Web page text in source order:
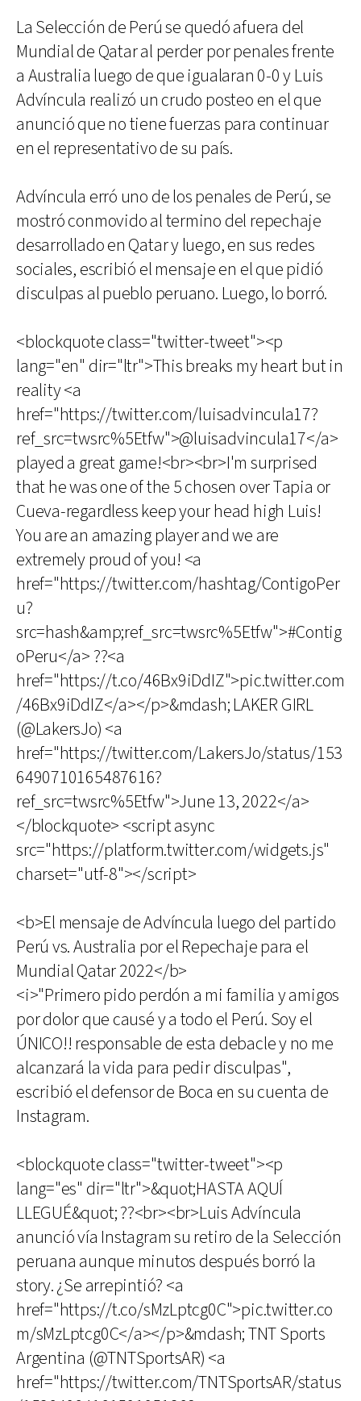
La Selección de Perú se quedó afuera del
Mundial de Qatar al perder por penales frente
a Australia luego de que igualaran 0-0 y Luis
Advíncula realizó un crudo posteo en el que
anunció que no tiene fuerzas para continuar
en el representativo de su país.
Advíncula erró uno de los penales de Perú, se
mostró conmovido al termino del repechaje
desarrollado en Qatar y luego, en sus redes
sociales, escribió el mensaje en el que pidió
disculpas al pueblo peruano. Luego, lo borró.
<blockquote class="twitter-tweet"><p
lang="en" dir="ltr">This breaks my heart but in
reality <a
href="https://twitter.com/luisadvincula17?
ref_src=twsrc%5Etfw">@luisadvincula17</a>
played a great game!<br><br>I'm surprised
that he was one of the 5 chosen over Tapia or
Cueva-regardless keep your head high Luis!
You are an amazing player and we are
extremely proud of you! <a
href="https://twitter.com/hashtag/ContigoPer
u?
src=hash&amp;ref_src=twsrc%5Etfw">#Contig
oPeru</a> ??<a
href="https://t.co/46Bx9iDdIZ">pic.twitter.com
/46Bx9iDdIZ</a></p>&mdash; LAKER GIRL
(@LakersJo) <a
href="https://twitter.com/LakersJo/status/153
6490710165487616?
ref_src=twsrc%5Etfw">June 13, 2022</a>
</blockquote> <script async
src="https://platform.twitter.com/widgets.js"
charset="utf-8"></script>
<b>El mensaje de Advíncula luego del partido
Perú vs. Australia por el Repechaje para el
Mundial Qatar 2022</b>
<i>"Primero pido perdón a mi familia y amigos
por dolor que causé y a todo el Perú. Soy el
ÚNICO!! responsable de esta debacle y no me
alcanzará la vida para pedir disculpas",
escribió el defensor de Boca en su cuenta de
Instagram.
<blockquote class="twitter-tweet"><p
lang="es" dir="ltr">&quot;HASTA AQUÍ
LLEGUÉ&quot; ??<br><br>Luis Advíncula
anunció vía Instagram su retiro de la Selección
peruana aunque minutos después borró la
story. ¿Se arrepintió? <a
href="https://t.co/sMzLptcg0C">pic.twitter.co
m/sMzLptcg0C</a></p>&mdash; TNT Sports
Argentina (@TNTSportsAR) <a
href="https://twitter.com/TNTSportsAR/status